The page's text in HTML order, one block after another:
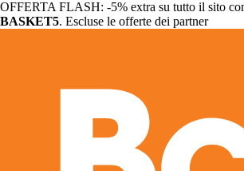
OFFERTA FLASH: -5% extra su tutto il sito
BASKET5. Escluse le offerte dei partner